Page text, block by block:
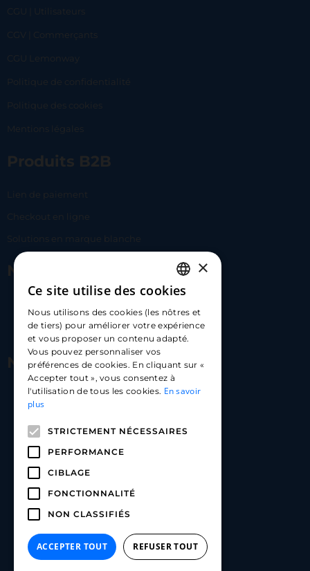
CGU | Utilisateurs
CGV | Commerçants
CGU Lemonway
Politique de confidentialité
Politique des cookies
Mentions légales
Produits B2B
Lien de paiement
Checkout en ligne
Solutions en marque blanche
Nous contacter
hello@carloapp.com
Nous suivre
Carlo App | Instagram
Carlo App | Linkedin
FRENCH
ENGLISH
SPANISH
×
Ce site utilise des cookies
Nous utilisons des cookies (les nôtres et
de tiers) pour améliorer votre expérience
et vous proposer un contenu adapté.
Vous pouvez personnaliser vos
préférences de cookies. En cliquant sur «
Accepter tout », vous consentez à
l'utilisation de tous les cookies. En savoir
plus
STRICTEMENT NÉCESSAIRES
PERFORMANCE
CIBLAGE
FONCTIONNALITÉ
NON CLASSIFIÉS
ACCEPTER TOUT REFUSER TOUT